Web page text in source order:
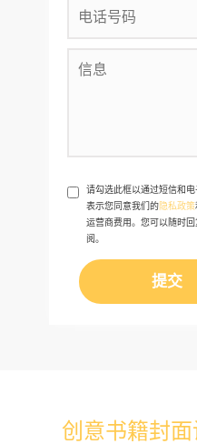
请勾选此框以通过短信和
表示您同意我们的隐私政策
运营商费用。您可以随时回
阅。
提交
创意书籍封